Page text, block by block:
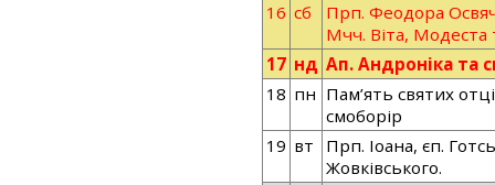
16 сб
Прп. Феодора
Мчч. Віта, Модеста
17 нд Ап. Андроніка та
18 пн Пам’ять святих
смоборір
19 вт
Прп. Іоана, єп.
Жовківського.